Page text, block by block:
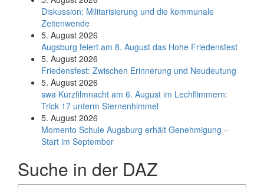
Diskussion: Mi­li­ta­ri­sie­rung und die kommunale
Zeitenwende
5. August 2026
Augsburg feiert am 8. August das Hohe Friedensfest
5. August 2026
Friedensfest: Zwischen Erinnerung und Neudeutung
5. August 2026
swa Kurz­film­nacht am 6. August im Lech­flim­mern:
Trick 17 unterm Sternen­himmel
5. August 2026
Momento Schule Augsburg erhält Genehmigung –
Start im September
Suche in der DAZ